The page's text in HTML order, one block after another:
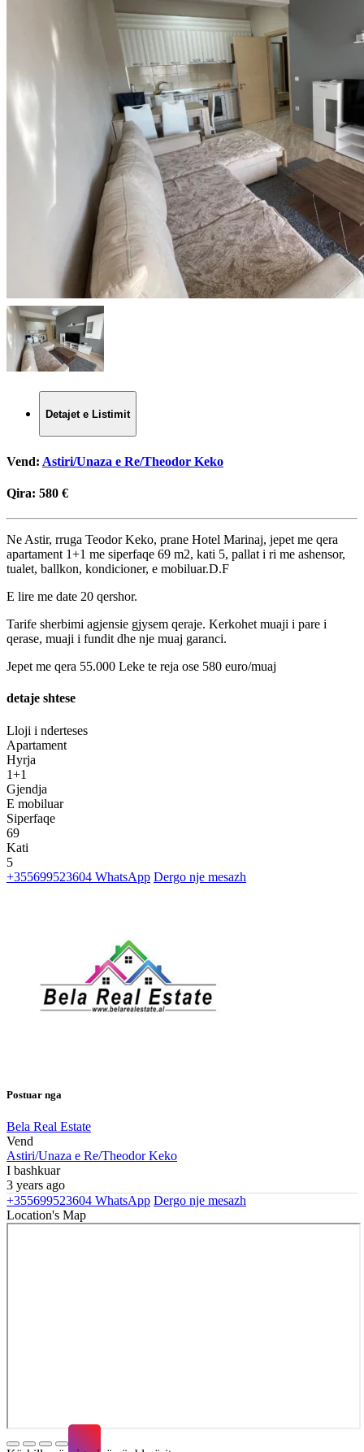
Detajet e Listimit
Vend: Astiri/Unaza e Re/Theodor Keko
Qira: 580 €
Ne Astir, rruga Teodor Keko, prane Hotel Marinaj, jepet me qera
apartament 1+1 me siperfaqe 69 m2, kati 5, pallat i ri me ashensor,
tualet, ballkon, kondicioner, e mobiluar.D.F
E lire me date 20 qershor.
Tarife sherbimi agjensie gjysem qeraje. Kerkohet muaji i pare i
qerase, muaji i fundit dhe nje muaj garanci.
Jepet me qera 55.000 Leke te reja ose 580 euro/muaj
detaje shtese
Lloji i nderteses
Apartament
Hyrja
1+1
Gjendja
E mobiluar
Siperfaqe
69
Kati
5
+355699523604 WhatsApp Dergo nje mesazh
Postuar nga
Bela Real Estate
Vend
Astiri/Unaza e Re/Theodor Keko
I bashkuar
3 years ago
+355699523604 WhatsApp Dergo nje mesazh
Location's Map